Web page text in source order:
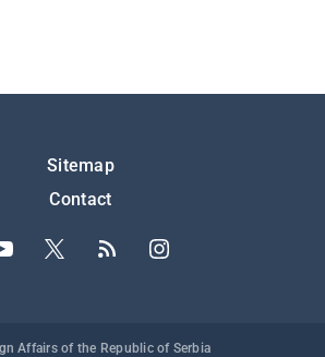
Sitemap
Contact
Affairs of the Republic of Serbia